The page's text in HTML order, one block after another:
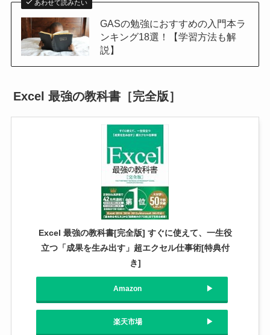
あわせて読みたい
GASの勉強におすすめの入門本ラ
ンキング18選！【学習方法も解
説】
Excel 最強の教科書［完全版］
Excel 最強の教科書[完全版] すぐに使えて、一生役
立つ「成果を生み出す」超エクセル仕事術[特典付
き]
Amazon
楽天市場